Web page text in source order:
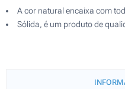
A cor natural encaixa com
Sólida, é um produto de